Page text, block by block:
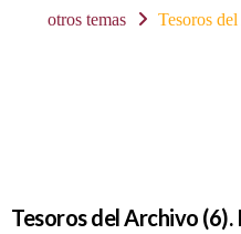
otros temas
Tesoros
Tesoros del Archivo